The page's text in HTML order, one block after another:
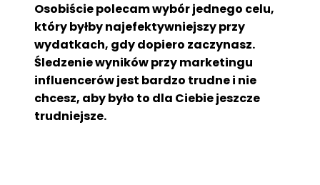
Osobiście polecam wybór jednego celu,
który byłby najefektywniejszy przy
wydatkach, gdy dopiero zaczynasz.
Śledzenie wyników przy marketingu
influencerów jest bardzo trudne i nie
chcesz, aby było to dla Ciebie jeszcze
trudniejsze.